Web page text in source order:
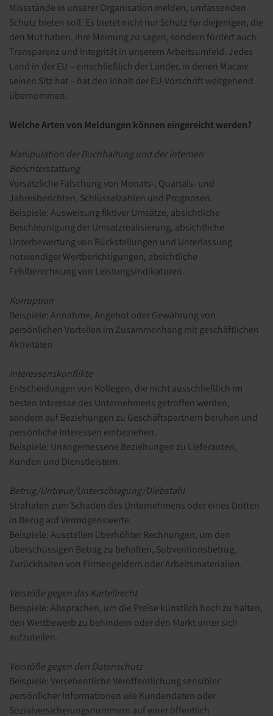
Missstände in unserer Organisation melden, umfassenden
Schutz bieten soll. Es bietet nicht nur Schutz für diejenigen, die
den Mut haben, ihre Meinung zu sagen, sondern fördert auch
Transparenz und Integrität in unserem Arbeitsumfeld. Jedes
Land in der EU – einschließlich der Länder, in denen Macaw
seinen Sitz hat – hat den Inhalt der EU-Vorschrift weitgehend
übernommen.
Welche Arten von Meldungen können eingereicht werden?
Manipulation der Buchhaltung und der internen
Berichterstattung
Vorsätzliche Fälschung von Monats-, Quartals- und
Jahresberichten, Schlüsselzahlen und Prognosen.
Beispiele: Ausweisung fiktiver Umsätze, absichtliche
Beschleunigung der Umsatzrealisierung, absichtliche
Unterbewertung von Rückstellungen und Unterlassung
notwendiger Wertberichtigungen, absichtliche
Fehlberechnung von Leistungsindikatoren.
Korruption
Beispiele: Annahme, Angebot oder Gewährung von
persönlichen Vorteilen im Zusammenhang mit geschäftlichen
Aktivitäten
Interessenskonflikte
Entscheidungen von Kollegen, die nicht ausschließlich im
besten Interesse des Unternehmens getroffen werden,
sondern auf Beziehungen zu Geschäftspartnern beruhen und
persönliche Interessen einbeziehen.
Beispiele: Unangemessene Beziehungen zu Lieferanten,
Kunden und Dienstleistern.
Betrug/Untreue/Unterschlagung/Diebstahl
Straftaten zum Schaden des Unternehmens oder eines Dritten
in Bezug auf Vermögenswerte.
Beispiele: Ausstellen überhöhter Rechnungen, um den
überschüssigen Betrag zu behalten, Subventionsbetrug,
Zurückhalten von Firmengeldern oder Arbeitsmaterialien.
Verstöße gegen das Kartellrecht
Beispiele: Absprachen, um die Preise künstlich hoch zu halten,
den Wettbewerb zu behindern oder den Markt unter sich
aufzuteilen.
Verstöße gegen den Datenschutz
Beispiele: Versehentliche Veröffentlichung sensibler
persönlicher Informationen wie Kundendaten oder
Sozialversicherungsnummern auf einer öffentlich